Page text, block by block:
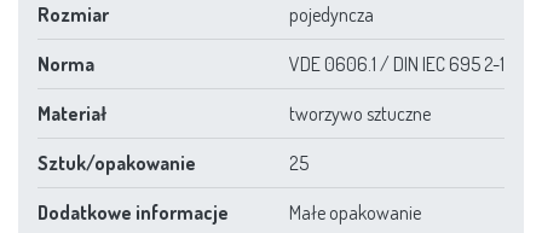
Rozmiar pojedyncza
Norma VDE 0606.1 / DIN IEC 695 2-1
Materiał tworzywo sztuczne
Sztuk/opakowanie 25
Dodatkowe informacje Małe opakowanie